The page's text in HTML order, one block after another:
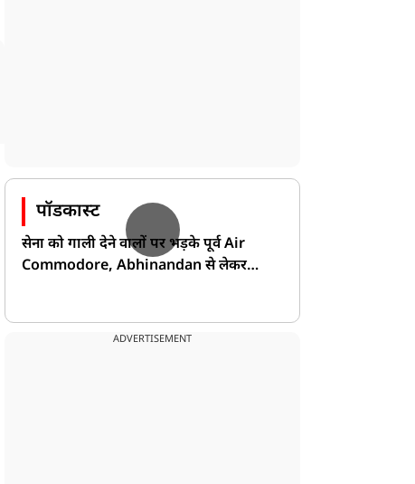
पॉडकास्ट
सेना को गाली देने वालों पर भड़के पूर्व Air
Commodore, Abhinandan से लेकर
ADVERTISEMENT